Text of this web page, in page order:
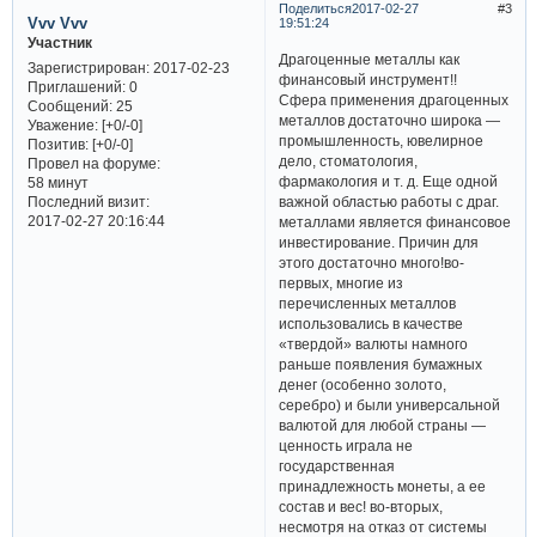
Поделиться 3
2017-02-27
19:51:24
Vvv Vvv
Участник
Зарегистрирован: 2017-02-23
Приглашений:0
Сообщений:25
Уважение: [+0/-0]
Позитив: [+0/-0]
Провел на форуме:
58 минут
Последний визит:
2017-02-27 20:16:44
Драгоценные металлы как
финансовый инструмент!!
Сфера применения драгоценных
металлов достаточно широка —
промышленность, ювелирное
дело, стоматология,
фармакология и т. д. Еще одной
важной областью работы с драг.
металлами является финансовое
инвестирование. Причин для
этого достаточно много!во-
первых, многие из
перечисленных металлов
использовались в качестве
«твердой» валюты намного
раньше появления бумажных
денег (особенно золото,
серебро) и были универсальной
валютой для любой страны —
ценность играла не
государственная
принадлежность монеты, а ее
состав и вес! во-вторых,
несмотря на отказ от системы